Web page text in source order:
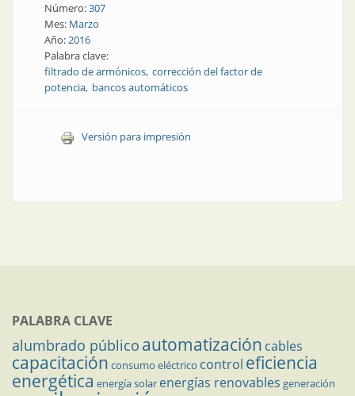
Número:307
Mes: Marzo
Año:2016
Palabra clave:
filtrado de armónicos corrección del factor de
potencia bancos automáticos
Versión para impresión
PALABRA CLAVE
alumbrado público automatización cables
capacitación consumo eléctrico control eficiencia
energética energía solar energías renovables generación